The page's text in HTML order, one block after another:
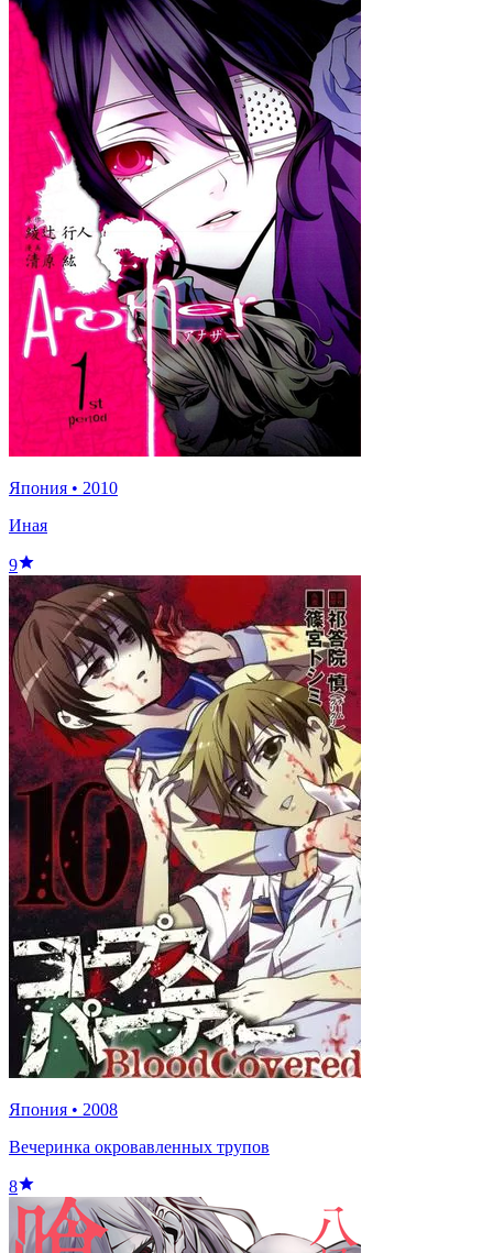
Япония • 2010
Иная
9
Япония • 2008
Вечеринка окровавленных трупов
8